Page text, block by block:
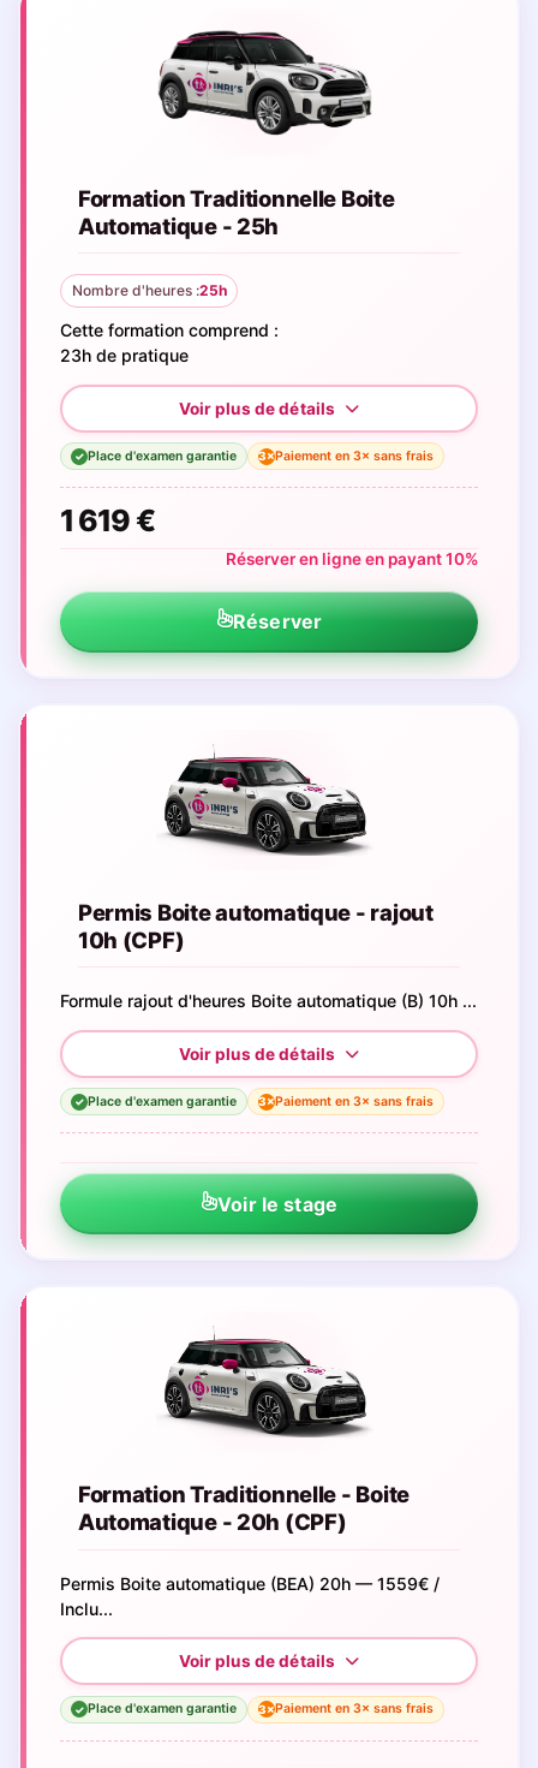
Formation Traditionnelle Boite
Automatique - 25h
Nombre d'heures :25h
Cette formation comprend :
23h de pratique
✓ Place d'examen garantie 3×Paiement en 3× sans frais
1 619 €
Réserver en ligne en payant 10%
Réserver
Permis Boite automatique - rajout
10h (CPF)
Formule rajout d'heures Boite automatique (B) 10h ...
✓ Place d'examen garantie 3×Paiement en 3× sans frais
Voir le stage
Formation Traditionnelle - Boite
Automatique - 20h (CPF)
Permis Boite automatique (BEA) 20h — 1559€ /
Inclu...
✓ Place d'examen garantie 3×Paiement en 3× sans frais